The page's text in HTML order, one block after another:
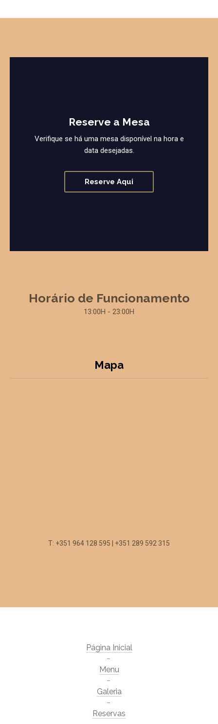
Reserve a Mesa
Verifique se há uma mesa disponível na hora e
data desejadas.
Reserve Aqui
Horário de Funcionamento
13:00H - 23:00H
Mapa
T: +351 964 128 595 | +351 289 592 315
Página Inicial
Menu
Galeria
Reservas